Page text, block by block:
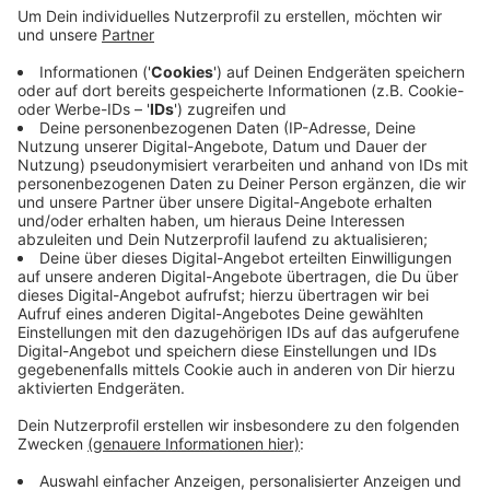
Veröffentlicht:Freitag, 04.10.2019 06:00
Anzeige
Notwendig sind die Reifen ab Temperaturen um die
sieben Grad. Um den Wechsel noch rechtzeitig
vorzunehmen ist eine frühe Terminvereinbarung
notwendig. Viele Werkstätten senden deshalb jetzt
schon Erinnerungsschreiben raus.
Anzeige
Anzeige